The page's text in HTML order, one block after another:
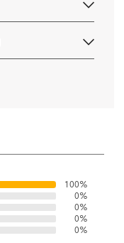
100%
0%
0%
0%
0%